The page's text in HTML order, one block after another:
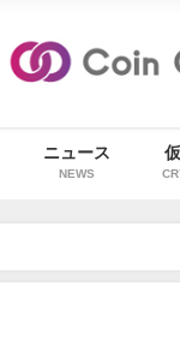
ニュース
NEWS